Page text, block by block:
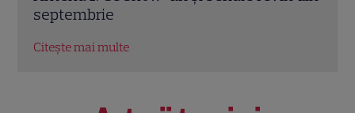
Citește mai multe